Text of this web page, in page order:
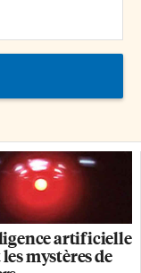
artificielle
mystères de